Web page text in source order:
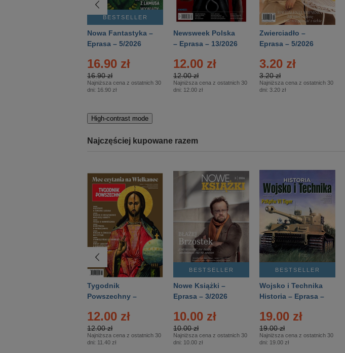
BESTSELLER
Nowa Fantastyka –
Eprasa – 5/2026
16.90 zł
16.90 zł
Najniższa cena z ostatnich 30
dni: 16.90 zł
Newsweek Polska
– Eprasa – 13/2026
12.00 zł
12.00 zł
Najniższa cena z ostatnich 30
dni: 12.00 zł
Zwierciadło –
Eprasa – 5/2026
3.20 zł
3.20 zł
Najniższa cena z ostatnich 30
dni: 3.20 zł
High-contrast mode
Najczęściej kupowane razem
Tygodnik
Powszechny –
12.00 zł
12.00 zł
Najniższa cena z ostatnich 30
dni: 11.40 zł
BESTSELLER
Nowe Książki –
Eprasa – 3/2026
10.00 zł
10.00 zł
Najniższa cena z ostatnich 30
dni: 10.00 zł
BESTSELLER
Wojsko i Technika
Historia – Eprasa –
19.00 zł
19.00 zł
Najniższa cena z ostatnich 30
dni: 19.00 zł